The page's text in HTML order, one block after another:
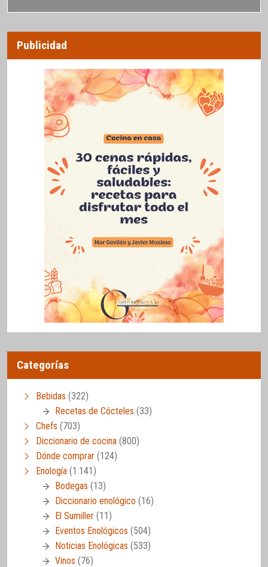
Publicidad
Categorías
Bebidas (322)
Recetas de Cócteles (33)
Chefs (703)
Diccionario de cocina (800)
Dónde comprar (124)
Enología (1.141)
Bodegas (13)
Diccionario enológico (16)
El Sumiller (11)
Eventos Enológicos (504)
Noticias Enológicas (533)
Vinos (76)